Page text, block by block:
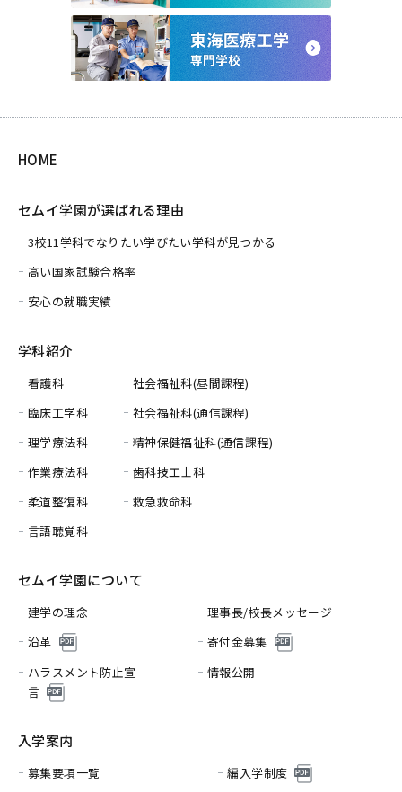
HOME
セムイ学園が選ばれる理由
3校11学科でなりたい学びたい学科が見つかる
高い国家試験合格率
安心の就職実績
学科紹介
看護科
臨床工学科
理学療法科
作業療法科
柔道整復科
言語聴覚科
社会福祉科(昼間課程)
社会福祉科(通信課程)
精神保健福祉科(通信課程)
歯科技工士科
救急救命科
セムイ学園について
建学の理念
理事長/校長メッセージ
沿革
寄付金募集
ハラスメント防止宣
言
情報公開
入学案内
募集要項一覧
編入学制度